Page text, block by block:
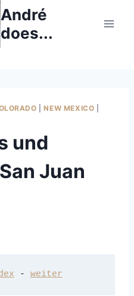
André
does...
|NEW MEXICO
und
Juan
- weiter